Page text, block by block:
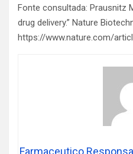
Fonte consultada: Prausnitz
drug delivery.” Nature
https://www.nature.com/
Farmaceutico